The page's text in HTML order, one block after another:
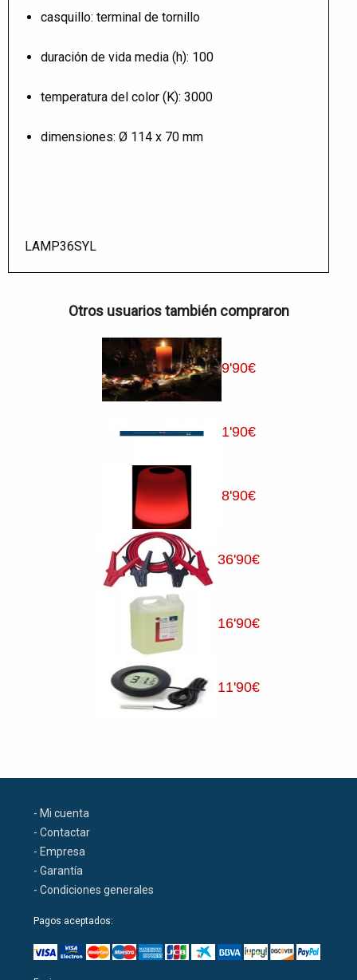
casquillo: terminal de tornillo
duración de vida media (h): 100
temperatura del color (K): 3000
dimensiones: Ø 114 x 70 mm
LAMP36SYL
Otros usuarios también compraron
9'90€
1'90€
8'90€
36'90€
16'90€
11'90€
- Mi cuenta
- Contactar
- Empresa
- Garantía
- Condiciones generales
Pagos aceptados: